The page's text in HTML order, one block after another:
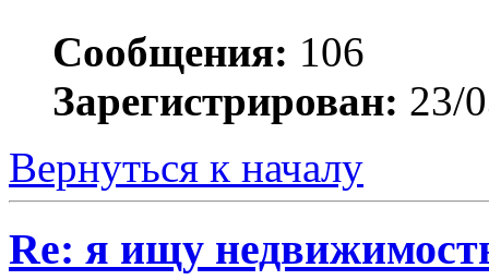
Сообщения: 106
Зарегистрирован: 23/
Вернуться к началу
Re: я ищу